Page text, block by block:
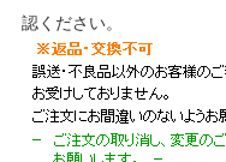
認ください。